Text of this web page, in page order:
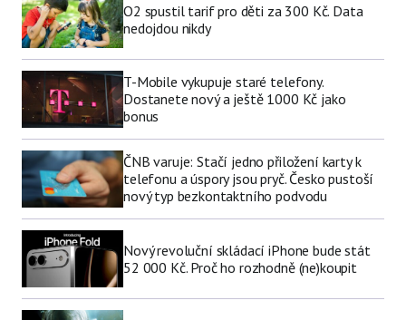
O2 spustil tarif pro děti za 300 Kč. Data
nedojdou nikdy
T-Mobile vykupuje staré telefony.
Dostanete nový a ještě 1000 Kč jako
bonus
ČNB varuje: Stačí jedno přiložení karty k
telefonu a úspory jsou pryč. Česko pustoší
nový typ bezkontaktního podvodu
Nový revoluční skládací iPhone bude stát
52 000 Kč. Proč ho rozhodně (ne)koupit